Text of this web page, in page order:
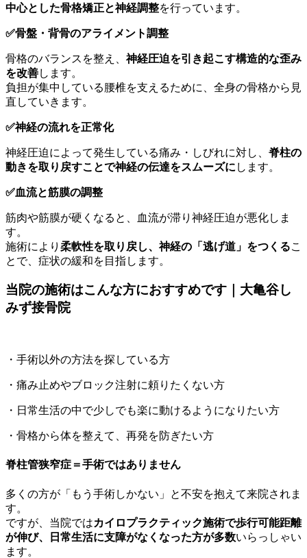
中心とした骨格矯正と神経調整を行っています。
✅骨盤・背骨のアライメント調整
骨格のバランスを整え、神経圧迫を引き起こす構造的な歪み
を改善します。
負担が集中している腰椎を支えるために、全身の骨格から見
直していきます。
✅神経の流れを正常化
神経圧迫によって発生している痛み・しびれに対し、脊柱の
動きを取り戻すことで神経の伝達をスムーズに します。
✅血流と筋膜の調整
筋肉や筋膜が硬くなると、血流が滞り神経圧迫が悪化しま
す。
施術により 柔軟性を取り戻し、神経の「逃げ道」をつくるこ
とで、症状の緩和を目指します。
当院の施術はこんな方におすすめです｜大亀谷し
みず接骨院
・手術以外の方法を探している方
・痛み止めやブロック注射に頼りたくない方
・日常生活の中で少しでも楽に動けるようになりたい方
・骨格から体を整えて、再発を防ぎたい方
脊柱管狭窄症＝手術ではありません
多くの方が「もう手術しかない」と不安を抱えて来院されま
す。
ですが、当院ではカイロプラクティック施術で歩行可能距離
が伸び、日常生活に支障がなくなった方が多数いらっしゃい
ます。